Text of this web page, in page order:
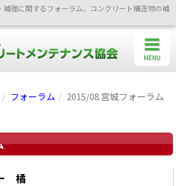
補強に関するフォーラム、コンクリート構造物の補
フォーラム 2015/08 宮城フォーラム
橘
MENU